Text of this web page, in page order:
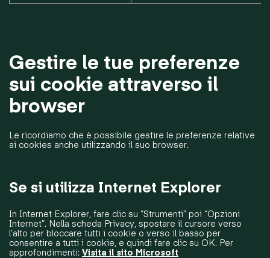
Gestire le tue preferenze
sui cookie attraverso il
browser
Le ricordiamo che è possibile gestire le preferenze relative
ai cookies anche utilizzando il suo browser.
Se si utilizza Internet Explorer
In Internet Explorer, fare clic su “Strumenti” poi “Opzioni
Internet”. Nella scheda Privacy, spostare il cursore verso
l’alto per bloccare tutti i cookie o verso il basso per
consentire a tutti i cookie, e quindi fare clic su OK. Per
approfondimenti: Visita il sito Microsoft